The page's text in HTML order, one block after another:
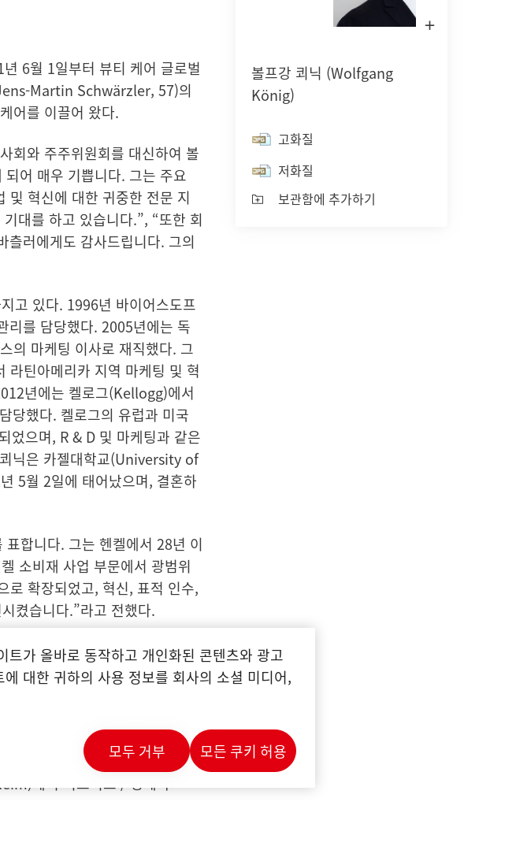
헨켈 150주년
150년에 걸친 개척 정신은 ‘의미 있는 진
변화를 기회로 전환하며, 혁신·지속가능
성·책임을 바탕으로 더 나은 미래를 함께
6월 1일부터 뷰티 케어 글로벌
Martin Schwärzler, 57)의
어를 이끌어 왔다.
와 주주위원회를 대신하여 볼
어 매우 기쁩니다. 그는 주요
및 혁신에 대한 귀중한 전문 지
대를 하고 있습니다.”, “또한 회
러에게도 감사드립니다. 그의
고 있다. 1996년 바이어스도프
리를 담당했다. 2005년에는 독
의 마케팅 이사로 재직했다. 그
라틴아메리카 지역 마케팅 및 혁
년에는 켈로그(Kellogg)에서
당했다. 켈로그의 유럽과 미국
었으며, R & D 및 마케팅과 같은
닉은 카젤대학교(University of
5월 2일에 태어났으며, 결혼하
합니다. 그는 헨켈에서 28년 이
소비재 사업 부문에서 광범위
로 확장되었고, 혁신, 표적 인수,
켰습니다.”라고 전했다.
팅과 일반 관리 부문에서 다양
구강 케어 부문의 글로벌 마케팅
년 초부터는 북미에서 헨켈
도적인 브랜드를 출시했다.
에서 헨켈의 소비재 사업 이전과
사장 겸 경영 이사회 위원으로
에서 비즈니스 / 경제학
이
볼프강 쾨닉 (Wolfgang
König)
고화질
저화질
보관함에 추가하기
가 올바로 동작하고 개인화된 콘텐츠와 광고
대한 귀하의 사용 정보를 회사의 소셜 미디어,
모두 거부 모든 쿠키 허용